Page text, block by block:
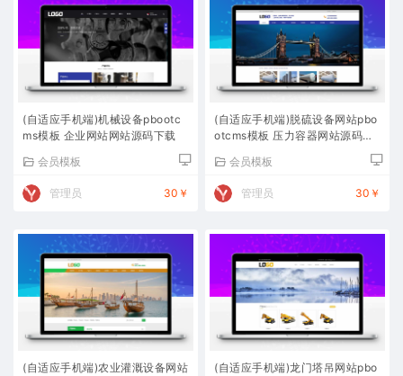
(自适应手机端)机械设备pbootc
ms模板 企业网站网站源码下载
会员模板
管理员 30￥
(自适应手机端)脱硫设备网站pbo
otcms模板 压力容器网站源码下
会员模板
管理员 30￥
(自适应手机端)农业灌溉设备网站
(自适应手机端)龙门塔吊网站pbo